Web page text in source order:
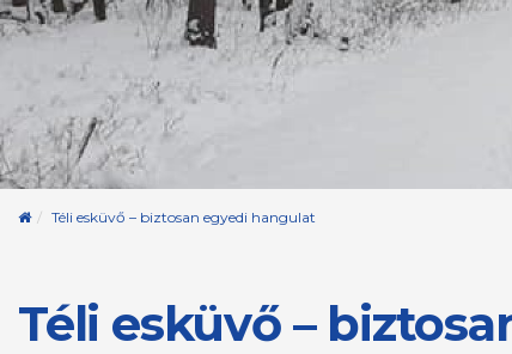
Kezdőoldal
Téli esküvő – biztosan egyedi hangulat
Téli esküvő –